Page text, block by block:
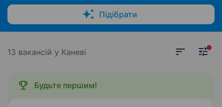
Підібрати
13 вакансій у Каневі
Будьте першим!